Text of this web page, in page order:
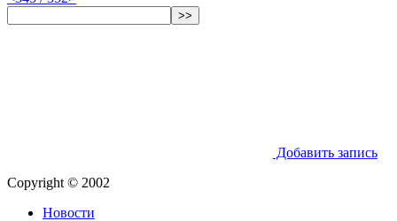
>>
Добавить запись
Copyright © 2002
Новости